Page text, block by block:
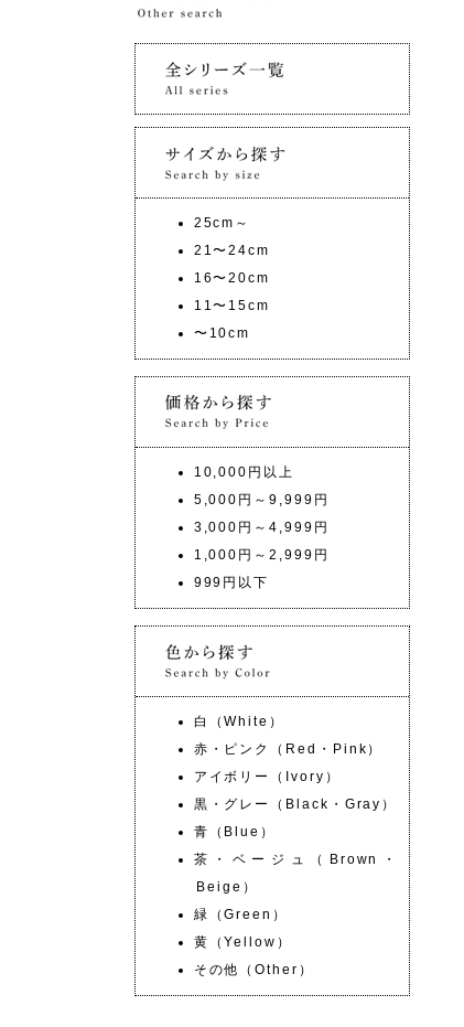
25cm～
21〜24cm
16〜20cm
11〜15cm
〜10cm
10,000円以上
5,000円～9,999円
3,000円～4,999円
1,000円～2,999円
999円以下
白（White）
赤・ピンク（Red・Pink）
アイボリー（Ivory）
黒・グレー（Black・Gray）
青（Blue）
茶・ベージュ（Brown・
Beige）
緑（Green）
黄（Yellow）
その他（Other）